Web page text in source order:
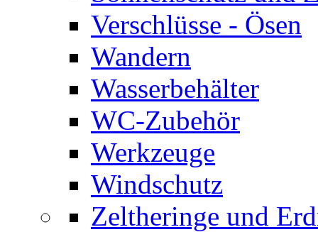
Verschlüsse - Ösen
Wandern
Wasserbehälter
WC-Zubehör
Werkzeuge
Windschutz
Zeltheringe und